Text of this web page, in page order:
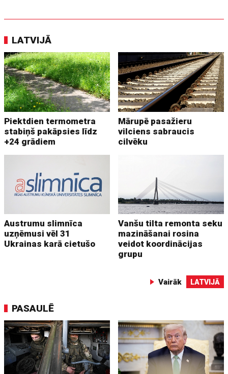
LATVIJĀ
Piektdien termometra
stabiņš pakāpsies līdz
+24 grādiem
Mārupē pasažieru
vilciens sabraucis
cilvēku
Austrumu slimnīca
uzņēmusi vēl 31
Ukrainas karā cietušo
Vanšu tilta remonta seku
mazināšanai rosina
veidot koordinācijas
grupu
Vairāk LATVIJĀ
PASAULĒ